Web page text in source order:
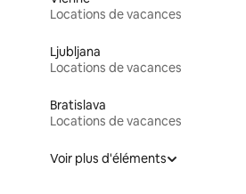
Locations de vacances
Ljubljana
Locations de vacances
Bratislava
Locations de vacances
Voir plus d'éléments